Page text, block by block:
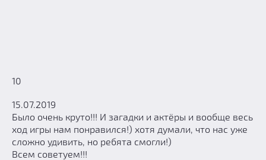
10
15.07.2019
Было очень круто!!! И загадки и актёры и вообще весь
ход игры нам понравился!) хотя думали, что нас уже
сложно удивить, но ребята смогли!)
Всем советуем!!!